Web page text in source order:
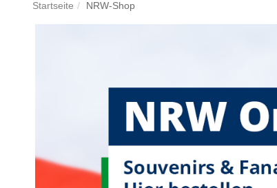
Startseite NRW-Shop